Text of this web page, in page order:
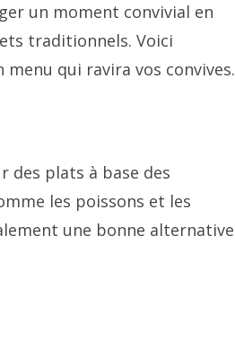
un moment convivial en
traditionnels. Voici
menu qui ravira vos convives.
des plats à base des
les poissons et les
une bonne alternative